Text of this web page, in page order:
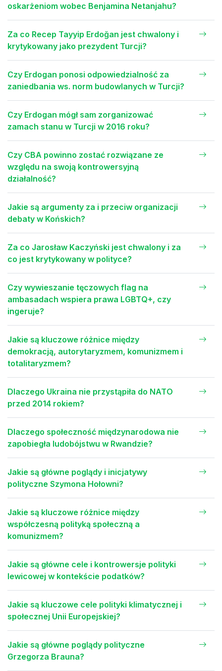
oskarżeniom wobec Benjamina Netanjahu?
Za co Recep Tayyip Erdoğan jest chwalony i
krytykowany jako prezydent Turcji?
Czy Erdogan ponosi odpowiedzialność za
zaniedbania ws. norm budowlanych w Turcji?
Czy Erdogan mógł sam zorganizować
zamach stanu w Turcji w 2016 roku?
Czy CBA powinno zostać rozwiązane ze
względu na swoją kontrowersyjną
działalność?
Jakie są argumenty za i przeciw organizacji
debaty w Końskich?
Za co Jarosław Kaczyński jest chwalony i za
co jest krytykowany w polityce?
Czy wywieszanie tęczowych flag na
ambasadach wspiera prawa LGBTQ+, czy
ingeruje?
Jakie są kluczowe różnice między
demokracją, autorytaryzmem, komunizmem i
totalitaryzmem?
Dlaczego Ukraina nie przystąpiła do NATO
przed 2014 rokiem?
Dlaczego społeczność międzynarodowa nie
zapobiegła ludobójstwu w Rwandzie?
Jakie są główne poglądy i inicjatywy
polityczne Szymona Hołowni?
Jakie są kluczowe różnice między
współczesną polityką społeczną a
komunizmem?
Jakie są główne cele i kontrowersje polityki
lewicowej w kontekście podatków?
Jakie są kluczowe cele polityki klimatycznej i
społecznej Unii Europejskiej?
Jakie są główne poglądy polityczne
Grzegorza Brauna?